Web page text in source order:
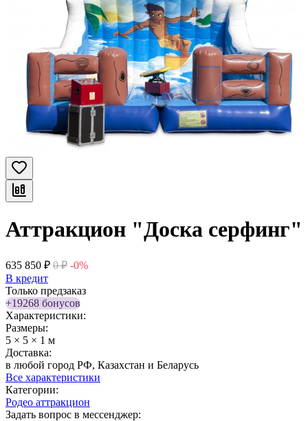
Аттракцион "Доска серфинг"
635 850 ₽ 0 ₽ -0%
В кредит
Только предзаказ
+19268 бонусов
Характеристики:
Размеры:
5 × 5 × 1 м
Доставка:
в любой город РФ, Казахстан и Беларусь
Все характеристики
Категории:
Родео аттракцион
Задать вопрос в мессенджер: